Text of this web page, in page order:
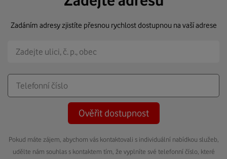
Zadáním adresy zjistíte přesnou rychlost dostupnou na vaší adrese
Ověřit dostupnost
Pokud máte zájem, abychom vás kontaktovali s individuální nabídkou služeb,
udělte nám souhlas s kontaktem tím, že vyplníte své telefonní číslo, které